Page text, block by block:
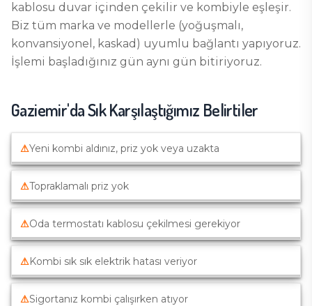
kablosu duvar içinden çekilir ve kombiyle eşleşir.
Biz tüm marka ve modellerle (yoğuşmalı,
konvansiyonel, kaskad) uyumlu bağlantı yapıyoruz.
İşlemi başladığınız gün aynı gün bitiriyoruz.
Gaziemir'da Sık Karşılaştığımız Belirtiler
⚠Yeni kombi aldınız, priz yok veya uzakta
⚠Topraklamalı priz yok
⚠Oda termostatı kablosu çekilmesi gerekiyor
⚠Kombi sık sık elektrik hatası veriyor
⚠Sigortanız kombi çalışırken atıyor